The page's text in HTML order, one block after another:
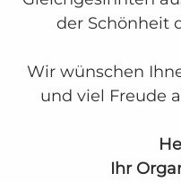
der Schönheit
Wir wünschen
und viel Freude
Ihr